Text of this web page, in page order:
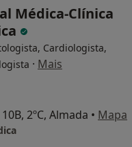
Médica-Clínica
Cardiologista,
· Mais
2ºC, Almada • Mapa